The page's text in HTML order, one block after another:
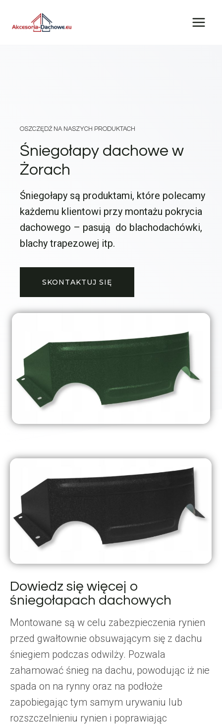
OSZCZĘDŹ NA NASZYCH PRODUKTACH
Śniegołapy dachowe w
Żorach
Śniegołapy są produktami, które polecamy
każdemu klientowi przy montażu pokrycia
dachowego – pasują do blachodachówki,
blachy trapezowej itp.
SKONTAKTUJ SIĘ
Dowiedz się więcej o
śniegołapach dachowych
Montowane są w celu zabezpieczenia rynien
przed gwałtownie obsuwającym się z dachu
śniegiem podczas odwilży. Pozwala
zahamować śnieg na dachu, powodując iż nie
spada on na rynny oraz na podłoże
zapobiegając tym samym urywaniu lub
rozszczelnieniu rynien i poprawiając